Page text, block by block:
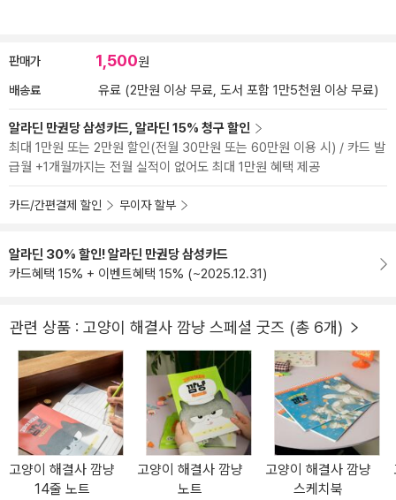
판매가 1,500원
배송료 유료 (2만원 이상 무료, 도서 포함 1만5천원 이상 무료)
알라딘 만권당 삼성카드, 알라딘 15% 청구 할인
최대 1만원 또는 2만원 할인(전월 30만원 또는 60만원 이용 시) / 카드 발
급월 +1개월까지는 전월 실적이 없어도 최대 1만원 혜택 제공
카드/간편결제 할인 무이자 할부
알라딘 30% 할인! 알라딘 만권당 삼성카드
카드혜택 15% + 이벤트혜택 15% (~2025.12.31)
관련 상품 : 고양이 해결사 깜냥 스페셜 굿즈 (총 6개)
고양이 해결사 깜냥
14줄 노트
고양이 해결사 깜냥
노트
고양이 해결사 깜냥
스케치북